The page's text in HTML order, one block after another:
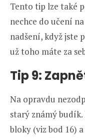
Tento tip lze také
nechce do učení
nadšení, když jste
už toho máte za
Tip 9:
Na opravdu
starý známý
bloky (viz bod 16)